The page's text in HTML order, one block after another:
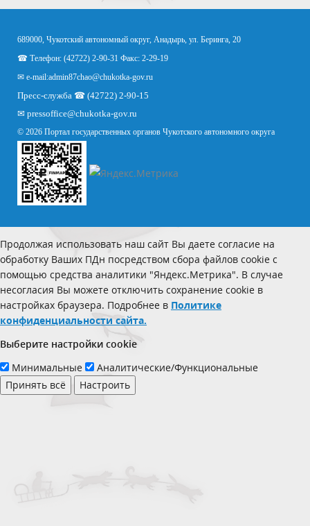
689000, Чукотский автономный округ, Анадырь, ул. Беринга, 20
☎ Телефон: (42722) 2-90-31 Факс: 2-29-19
✉ e-mail:admin87chao@chukotka-gov.ru
Пресс-служба ☎ (42722) 2-90-15
✉ pressoffice@chukotka-gov.ru
© 2026 Портал государственных органов Чукотского автономного округа
Продолжая использовать наш сайт Вы даете согласие на
обработку Ваших ПДн посредством сбора файлов cookie с
помощью средства аналитики "Яндекс.Метрика". В случае
несогласия Вы можете отключить сохранение cookie в
настройках браузера. Подробнее в Политике
конфиденциальности сайта.
Выберите настройки cookie
Минимальные
Аналитические/Функциональные
Принять всё
Настроить